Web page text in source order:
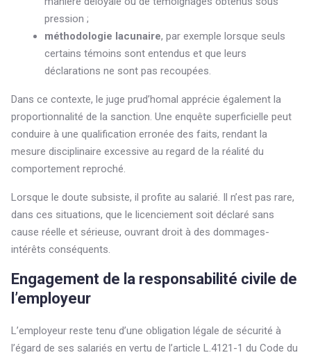
pression ;
méthodologie lacunaire, par exemple lorsque seuls
certains témoins sont entendus et que leurs
déclarations ne sont pas recoupées.
Dans ce contexte, le juge prud’homal apprécie également la
proportionnalité de la sanction. Une enquête superficielle peut
conduire à une qualification erronée des faits, rendant la
mesure disciplinaire excessive au regard de la réalité du
comportement reproché.
Lorsque le doute subsiste, il profite au salarié. Il n’est pas rare,
dans ces situations, que le licenciement soit déclaré sans
cause réelle et sérieuse, ouvrant droit à des dommages-
intérêts conséquents.
Engagement de la responsabilité civile de
l’employeur
L’employeur reste tenu d’une obligation légale de sécurité à
l’égard de ses salariés en vertu de l’article L.4121-1 du Code du